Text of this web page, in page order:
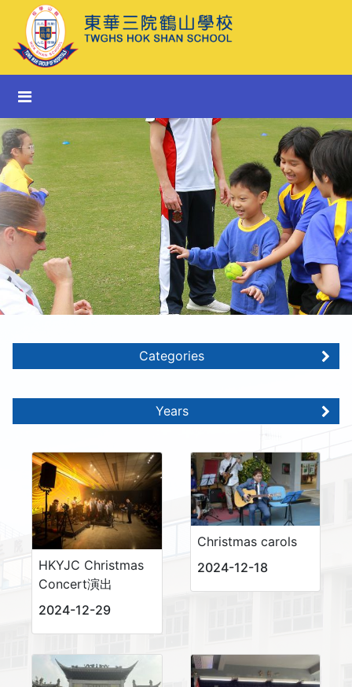
Categories
Years
HKYJC Christmas
Concert演出
2024-12-29
Christmas carols
2024-12-18